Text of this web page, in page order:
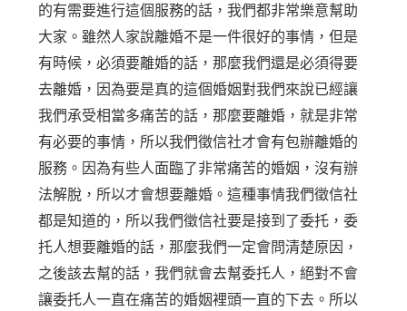
的有需要進行這個服務的話，我們都非常樂意幫助
大家。雖然人家說離婚不是一件很好的事情，但是
有時候，必須要離婚的話，那麼我們還是必須得要
去離婚，因為要是真的這個婚姻對我們來說已經讓
我們承受相當多痛苦的話，那麼要離婚，就是非常
有必要的事情，所以我們徵信社才會有包辦離婚的
服務。因為有些人面臨了非常痛苦的婚姻，沒有辦
法解脫，所以才會想要離婚。這種事情我們徵信社
都是知道的，所以我們徵信社要是接到了委托，委
托人想要離婚的話，那麼我們一定會問清楚原因，
之後該去幫的話，我們就會去幫委托人，絕對不會
讓委托人一直在痛苦的婚姻裡頭一直的下去。所以